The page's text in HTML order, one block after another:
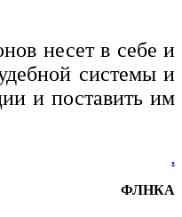
несет в себе и
системы и
и поставить им
.
ФЛНКА